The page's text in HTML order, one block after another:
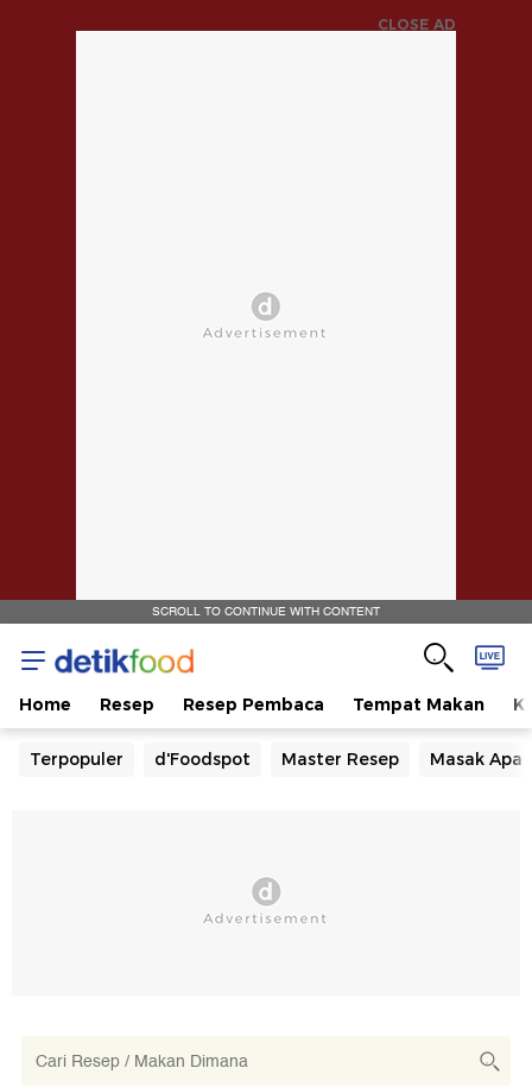
CLOSE AD
SCROLL TO CONTINUE WITH CONTENT
Home Resep Resep Pembaca Tempat Makan
Terpopuler d'Foodspot Master Resep Masak Apa